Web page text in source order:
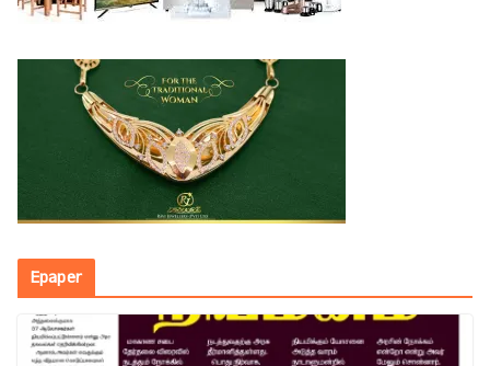
Epaper